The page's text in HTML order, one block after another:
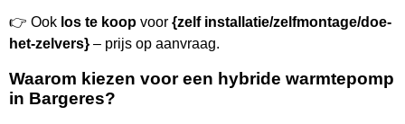
👉 Ook los te koop voor {zelf installatie/zelfmontage/doe-
het-zelvers} – prijs op aanvraag.
Waarom kiezen voor een hybride warmtepomp
in Bargeres?